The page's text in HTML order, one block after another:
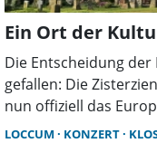
Ein Ort der
Die Entscheidung
gefallen: Die
nun offiziell das
somit auch das
LOCCUM KONZERT